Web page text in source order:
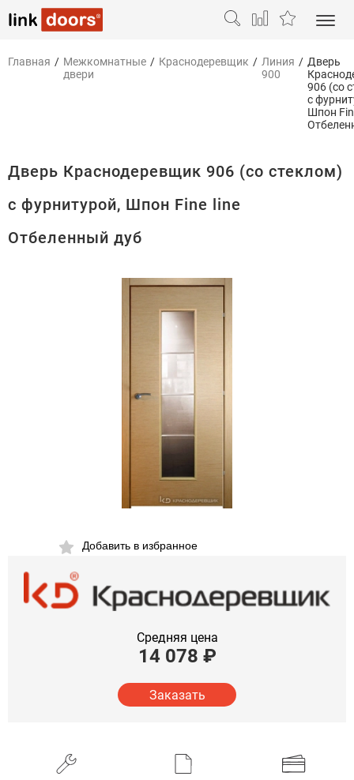
Главная / Межкомнатные
двери
/ Краснодеревщик / Линия
900
/ Дверь
906 (со
с
Шпон
Дверь Краснодеревщик 906 (со стеклом)
с фурнитурой, Шпон Fine line
Отбеленный дуб
Добавить в избранное
Средняя цена
14 078 ₽
Заказать